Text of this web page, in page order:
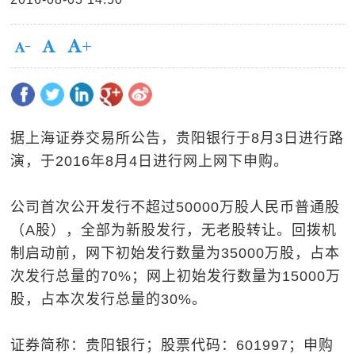
据上海证券交易所公告，贵阳银行于8月3日进行路
演，于2016年8月4日进行网上网下申购。
公司首次公开发行不超过50000万股人民币普通股
（A股），全部为新股发行，无老股转让。回拨机
制启动前，网下初始发行数量为35000万股，占本
次发行总量的70%；网上初始发行数量为15000万
股，占本次发行总量的30%。
证券简称：贵阳银行；股票代码：601997；申购